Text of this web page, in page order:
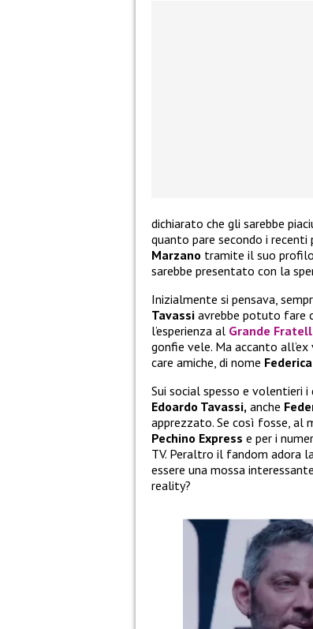
dichiarato che gli sarebbe
quanto pare secondo i
Marzano tramite il suo
sarebbe presentato con la
Inizialmente si pensava,
Tavassi avrebbe potuto fare
l’esperienza al Grande
gonfie vele. Ma accanto
care amiche, di nome
Sui social spesso e volentieri
Edoardo Tavassi, anche
apprezzato. Se così fosse, al
Pechino Express e per i
TV. Peraltro il fandom adora
essere una mossa
reality?